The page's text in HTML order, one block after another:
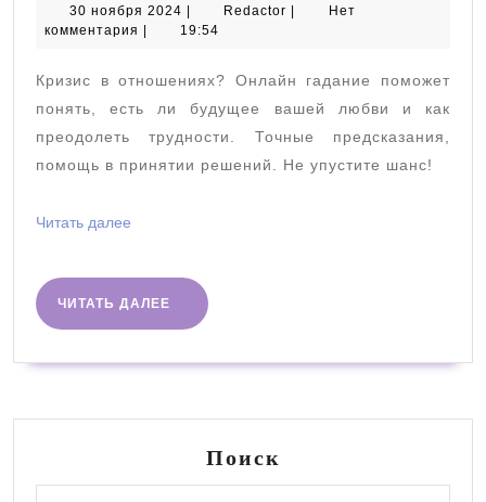
онлайн-
на
кризис
в
отношениях
30 ноября 2024 30
ноября
| Redactor Redactor
|
Нет
комментария | 19:54
Кризис в отношениях? Онлайн гадание поможет
понять, есть ли будущее вашей любви и как
преодолеть трудности. Точные предсказания,
помощь в принятии решений. Не упустите шанс!
Читать далее
ЧИТАТЬ ДАЛЕЕ
ЧИТАТЬ
ДАЛЕЕ
Поиск